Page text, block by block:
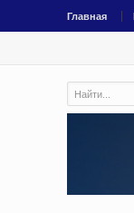
Главная